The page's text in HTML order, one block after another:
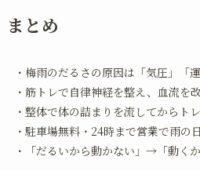
まとめ
・梅雨のだるさの原因は「気圧」「
・筋トレで自律神経を整え、血流を
・整体で体の詰まりを流してからト
・駐車場無料・24時まで営業で雨の
・「だるいから動かない」→「動く